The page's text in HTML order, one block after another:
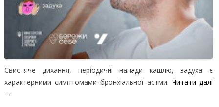
Свистяче дихання, періодичні напади кашлю, задуха є
характерними симптомами бронхіальної астми. Читати далі
→